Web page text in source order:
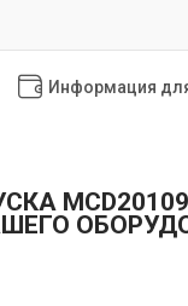
Информация